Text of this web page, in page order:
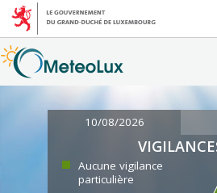
10/08/2026
Aucune vigilance
particulière